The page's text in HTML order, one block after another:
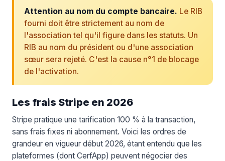
Attention au nom du compte bancaire. Le RIB
fourni doit être strictement au nom de
l'association tel qu'il figure dans les statuts. Un
RIB au nom du président ou d'une association
sœur sera rejeté. C'est la cause n°1 de blocage
de l'activation.
Les frais Stripe en 2026
Stripe pratique une tarification 100 % à la transaction,
sans frais fixes ni abonnement. Voici les ordres de
grandeur en vigueur début 2026, étant entendu que les
plateformes (dont CerfApp) peuvent négocier des